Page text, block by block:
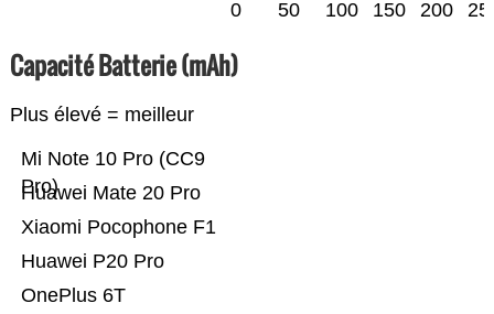
0 50 100 150 200
Capacité Batterie (mAh)
Plus élevé = meilleur
OnePlus 6T
Huawei P20 Pro
Xiaomi Pocophone F1
Huawei Mate 20 Pro
Mi Note 10 Pro (CC9
Pro)